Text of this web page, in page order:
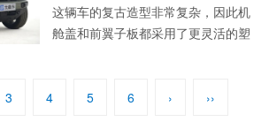
这辆车的复古造型非常复杂，因此机
舱盖和前翼子板都采用了更灵活的塑
根单层冲...
3 4 5 6 › ››